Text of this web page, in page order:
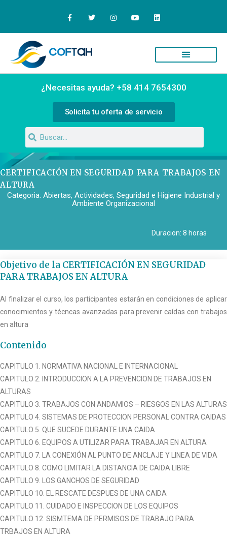
¿Necesitas ayuda? +58 414 7654300
Solicita tu oferta de servicio
CERTIFICACIÓN EN SEGURIDAD PARA TRABAJOS EN
ALTURA
Categoria: Abiertas, Actividades, Seguridad e Higiene Industrial y
Ambiente Organizacional
Duracion: 8 horas
Objetivo de la CERTIFICACIÓN EN SEGURIDAD
PARA TRABAJOS EN ALTURA
Al finalizar el curso, los participantes estarán en condiciones de aplicar
conocimientos y técncas avanzadas para prevenir caídas con trabajos
en altura
Contenido
CAPITULO 1. NORMATIVA NACIONAL E INTERNACIONAL
CAPITULO 2. INTRODUCCION A LA PREVENCION DE TRABAJOS EN
ALTURAS
CAPITULO 3. TRABAJOS CON ANDAMIOS – RIESGOS EN LAS ALTURAS
CAPITULO 4. SISTEMAS DE PROTECCION PERSONAL CONTRA CAIDAS
CAPITULO 5. QUE SUCEDE DURANTE UNA CAIDA
CAPITULO 6. EQUIPOS A UTILIZAR PARA TRABAJAR EN ALTURA
CAPITULO 7. LA CONEXIÓN AL PUNTO DE ANCLAJE Y LINEA DE VIDA
CAPITULO 8. COMO LIMITAR LA DISTANCIA DE CAIDA LIBRE
CAPITULO 9. LOS GANCHOS DE SEGURIDAD
CAPITULO 10. EL RESCATE DESPUES DE UNA CAIDA
CAPITULO 11. CUIDADO E INSPECCION DE LOS EQUIPOS
CAPITULO 12. SISMTEMA DE PERMISOS DE TRABAJO PARA
TRBAJOS EN ALTURA